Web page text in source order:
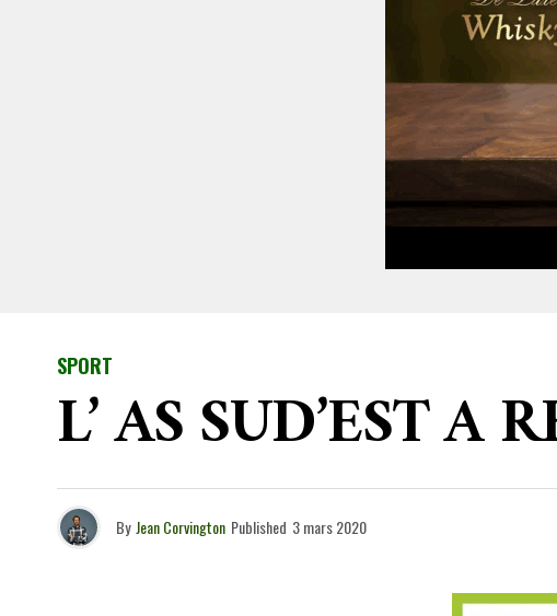
SPORT
L’ AS SUD’EST A
By Jean Corvington Published 3 mars 2020